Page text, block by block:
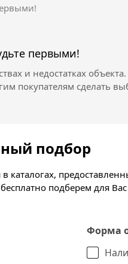
все необходимое,
на территории
вас
первыми!
и недостатках объекта.
покупателям сделать
подбор
каталогах,
подберем для
Форма